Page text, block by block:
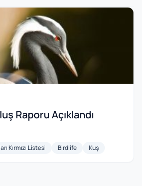
Raporu Açıklandı
Kırmızı Listesi Birdlife Kuş